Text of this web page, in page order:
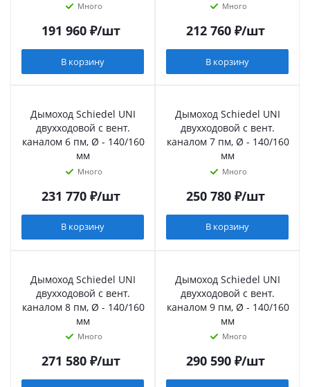
Много
191 960₽/шт
В корзину
Много
212 760₽/шт
В корзину
Дымоход Schiedel UNI
двухходовой с вент.
каналом 6 пм, Ø - 140/160
мм
Много
231 770₽/шт
В корзину
Дымоход Schiedel UNI
двухходовой с вент.
каналом 7 пм, Ø - 140/160
мм
Много
250 780₽/шт
В корзину
Дымоход Schiedel UNI
двухходовой с вент.
каналом 8 пм, Ø - 140/160
мм
Много
271 580₽/шт
Дымоход Schiedel UNI
двухходовой с вент.
каналом 9 пм, Ø - 140/160
мм
Много
290 590₽/шт